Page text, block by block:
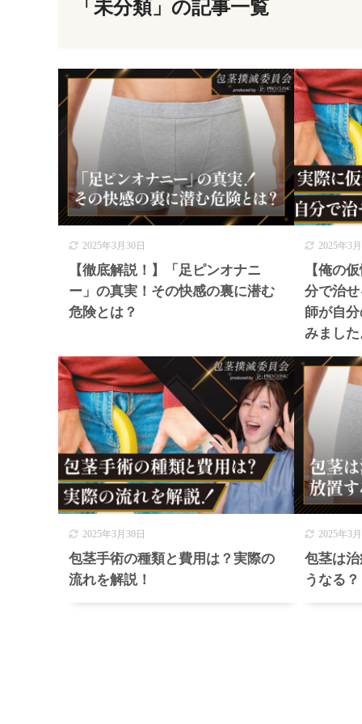
「未分類」の記事一覧
2025年3月30日
【徹底解説！】「足ピンオナニ
ー」の真実！その快感の裏に潜む
危険とは？
2025年3
【俺の
分で治
師が自
みまし
2025年3月30日
包茎手術の種類と費用は？実際の
流れを解説！
2025年3
包茎は
うなる？